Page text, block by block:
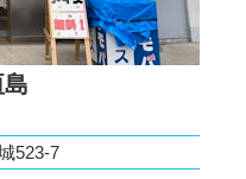
523-7